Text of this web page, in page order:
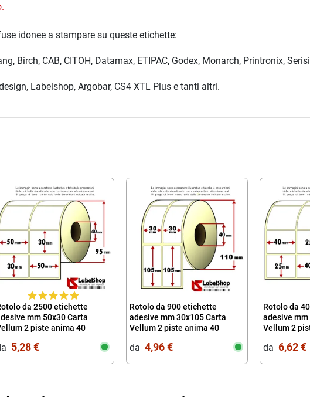
idonee a stampare su queste etichette:
Birch, CAB, CITOH, Datamax, ETIPAC, Godex, Monarch, Printronix,
Labelshop, Argobar, CS4 XTL Plus e tanti altri.
da 2500 etichette
mm 50x30 Carta
2 piste anima 40
5,28 €
Rotolo da 900 etichette
adesive mm 30x105 Carta
Vellum 2 piste anima 40
da‎ ‎ 4,96 €
Rotolo da
adesive mm
Vellum 2
da‎ ‎ 6,62 €